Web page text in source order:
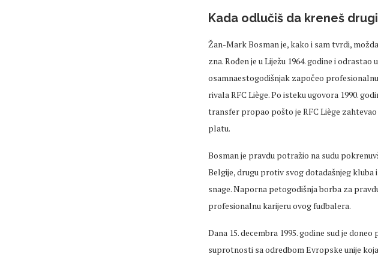
Kada odlučiš da kreneš
Žan-Mark Bosman je, kako i sam tvrdi,
zna. Rođen je u Liježu 1964. godine i
osamnaestogodišnjak započeo
rivala RFC Liège. Po isteku ugovora 1990.
transfer propao pošto je RFC Liège
platu.
Bosman je pravdu potražio na sudu
Belgije, drugu protiv svog dotadašnjeg
snage. Naporna petogodišnja borba za
profesionalnu karijeru ovog fudbalera.
Dana 15. decembra 1995. godine sud je
suprotnosti sa odredbom Evropske unije